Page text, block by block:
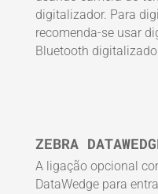
digitalizador. Para
recomenda-se usar
Bluetooth
ZEBRA
A ligação opcional
DataWedge para